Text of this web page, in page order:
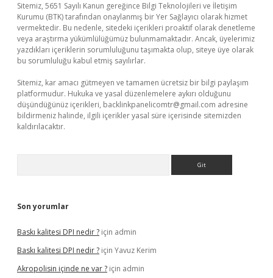
Sitemiz, 5651 Sayılı Kanun gereğince Bilgi Teknolojileri ve İletişim
Kurumu (BTK) tarafından onaylanmış bir Yer Sağlayıcı olarak hizmet
vermektedir. Bu nedenle, sitedeki içerikleri proaktif olarak denetleme
veya araştırma yükümlülüğümüz bulunmamaktadır. Ancak, üyelerimiz
yazdıkları içeriklerin sorumluluğunu taşımakta olup, siteye üye olarak
bu sorumluluğu kabul etmiş sayılırlar.
Sitemiz, kar amacı gütmeyen ve tamamen ücretsiz bir bilgi paylaşım
platformudur. Hukuka ve yasal düzenlemelere aykırı olduğunu
düşündüğünüz içerikleri, backlinkpanelicomtr@gmail.com adresine
bildirmeniz halinde, ilgili içerikler yasal süre içerisinde sitemizden
kaldırılacaktır.
Son yorumlar
Baskı kalitesi DPI nedir ? için admin
Baskı kalitesi DPI nedir ? için Yavuz Kerim
Akropolisin içinde ne var ? için admin